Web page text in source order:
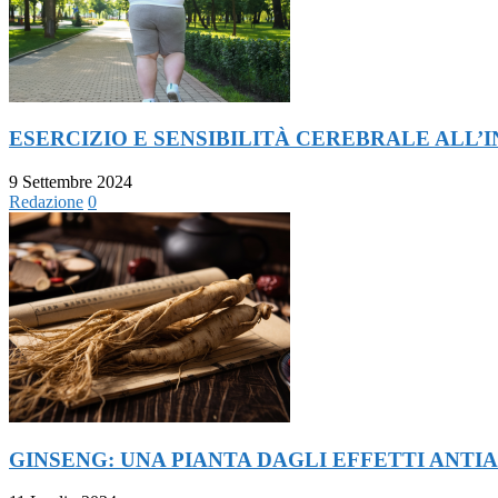
ESERCIZIO E SENSIBILITÀ CEREBRALE
9 Settembre 2024
Redazione 0
GINSENG: UNA PIANTA DAGLI EFFETTI